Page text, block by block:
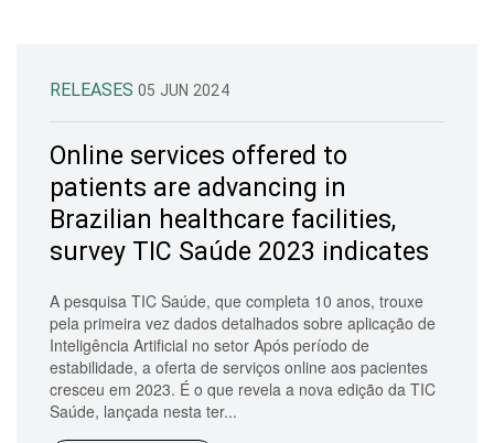
RELEASES 05 JUN 2024
Online services offered to
patients are advancing in
Brazilian healthcare facilities,
survey TIC Saúde 2023 indicates
A pesquisa TIC Saúde, que completa 10 anos, trouxe
pela primeira vez dados detalhados sobre aplicação de
Inteligência Artificial no setor Após período de
estabilidade, a oferta de serviços online aos pacientes
cresceu em 2023. É o que revela a nova edição da TIC
Saúde, lançada nesta ter...